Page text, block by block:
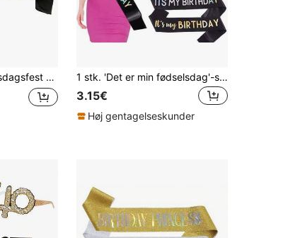
forgyldt bælte og bryst badge, jul 1 stk. 'Det er min fødselsdag'-skærfbånd til kvinder og mænd. Det er min fødselsdagsskærf, pink, hvid, rosaguld, sort med iriserende folie. Til 16., 18., 21., 30., 40., 50., 60., 70., 80., 90. fødselsdag, gave eller enhver fødselsdagsfest. Fødselsdagsfest, til alle aldre.
3.15€
Høj gentagelseskunder